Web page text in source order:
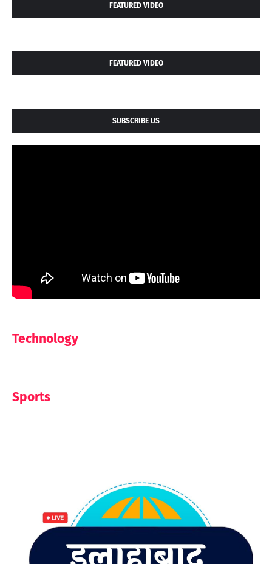
FEATURED VIDEO
FEATURED VIDEO
SUBSCRIBE US
Technology
Sports